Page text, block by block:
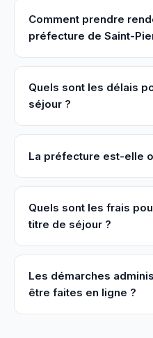
Comment prendre
préfecture de Saint-
Quels sont les délais
séjour ?
La préfecture est-elle
Quels sont les frais
titre de séjour ?
Les démarches
être faites en ligne ?